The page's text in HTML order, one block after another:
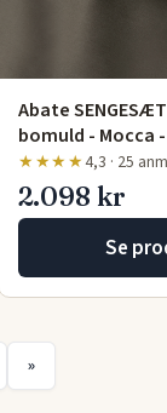
Abate
bomuld - Mocca
★★★★4,3 · 25
2.098 kr
Se
»